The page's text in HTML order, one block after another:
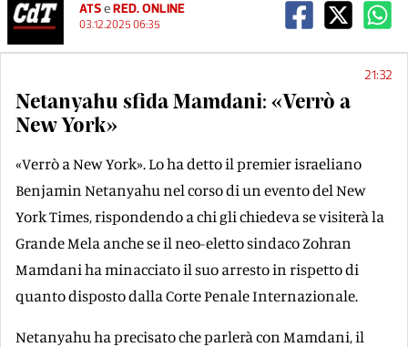
ATSeRED. ONLINE
03.12.2025 06:35
21:32
Netanyahu sfida Mamdani: «Verrò a
New York»
«Verrò a New York». Lo ha detto il premier israeliano
Benjamin Netanyahu nel corso di un evento del New
York Times, rispondendo a chi gli chiedeva se visiterà la
Grande Mela anche se il neo-eletto sindaco Zohran
Mamdani ha minacciato il suo arresto in rispetto di
quanto disposto dalla Corte Penale Internazionale.
Netanyahu ha precisato che parlerà con Mamdani, il